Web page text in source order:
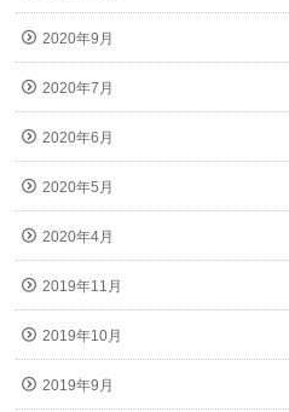
2020年9月
2020年7月
2020年6月
2020年5月
2020年4月
2019年11月
2019年10月
2019年9月